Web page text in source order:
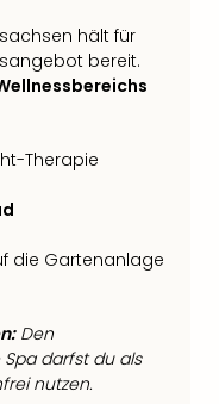
hält für
bereit.
Therapie
die Gartenanlage
Den
darfst du als
nutzen.